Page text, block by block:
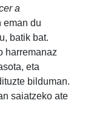
a
eman du
batik bat.
harremanaz
eta
bilduman.
saiatzeko ate